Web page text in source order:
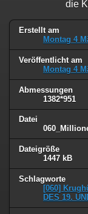
die
Erstellt am
Montag 4
Veröffentlicht am
Montag 4
Abmessungen
1382*951
Datei
Dateigröße
1447 kB
Schlagworte
[060]
DES 19.